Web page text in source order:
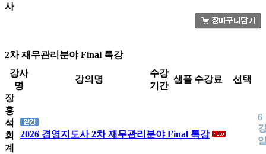
사
2차 재무관리분야 Final 특강
강사
명
강의명
수강
기간
샘플 수강료
선택
장
홍
석
회
계
2026 경영지도사 2차 재무관리분야 Final 특강
6